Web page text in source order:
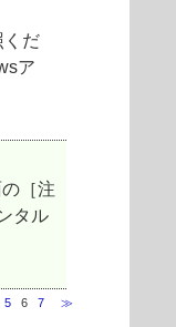
くだ
ア
［注
タル
5 6 7 ≫